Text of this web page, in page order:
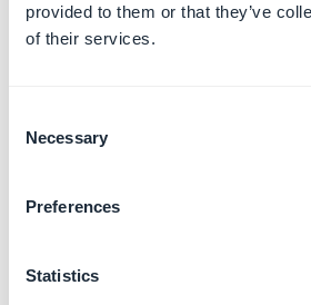
provided to them or that they’ve
of their services.
Selection
Necessary
Preferences
Statistics